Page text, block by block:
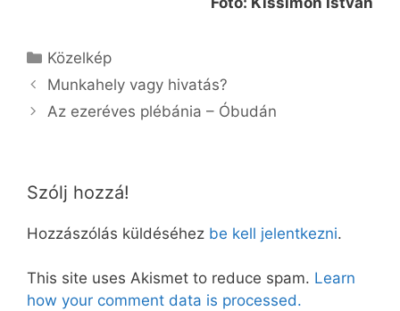
Kategória
Közelkép
Munkahely vagy hivatás?
Az ezeréves plébánia – Óbudán
Szólj hozzá!
Hozzászólás küldéséhez be kell jelentkezni.
This site uses Akismet to reduce spam. Learn
how your comment data is processed.